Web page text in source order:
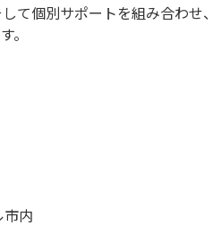
て個別サポートを組み合わせ
。
市内